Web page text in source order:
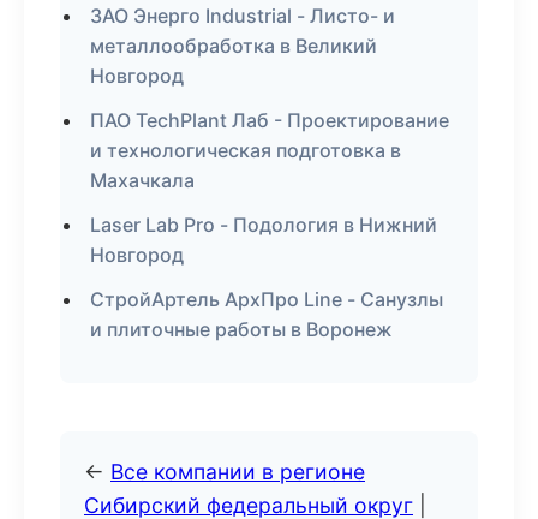
ЗАО Энерго Industrial - Листо- и
металлообработка в Великий
Новгород
ПАО TechPlant Лаб - Проектирование
и технологическая подготовка в
Махачкала
Laser Lab Pro - Подология в Нижний
Новгород
СтройАртель АрхПро Line - Санузлы
и плиточные работы в Воронеж
← Все компании в регионе
Сибирский федеральный округ